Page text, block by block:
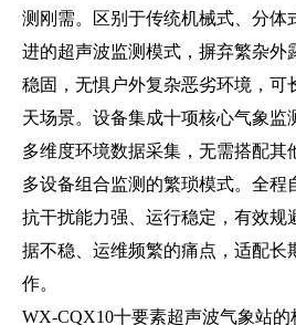
测刚需。区别于传统机械式、分体
进的超声波监测模式，摒弃繁杂外
稳固，无惧户外复杂恶劣环境，可
天场景。设备集成十项核心气象监
多维度环境数据采集，无需搭配其
多设备组合监测的繁琐模式。全程
抗干扰能力强、运行稳定，有效规
据不稳、运维频繁的痛点，适配长
作。
WX-CQX10十要素超声波气象站的